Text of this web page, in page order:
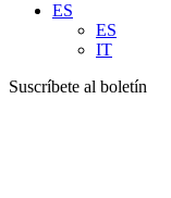
ES
ES
IT
Suscríbete al boletín